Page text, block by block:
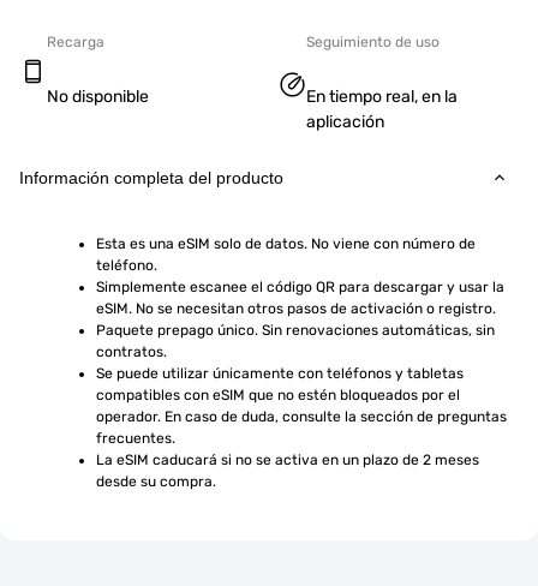
Recarga
No disponible
Seguimiento de uso
En tiempo real, en la
aplicación
Información completa del producto
Esta es una eSIM solo de datos. No viene con número de
teléfono.
Simplemente escanee el código QR para descargar y usar la
eSIM. No se necesitan otros pasos de activación o registro.
Paquete prepago único. Sin renovaciones automáticas, sin
contratos.
Se puede utilizar únicamente con teléfonos y tabletas
compatibles con eSIM que no estén bloqueados por el
operador. En caso de duda, consulte la sección de preguntas
frecuentes.
La eSIM caducará si no se activa en un plazo de 2 meses
desde su compra.